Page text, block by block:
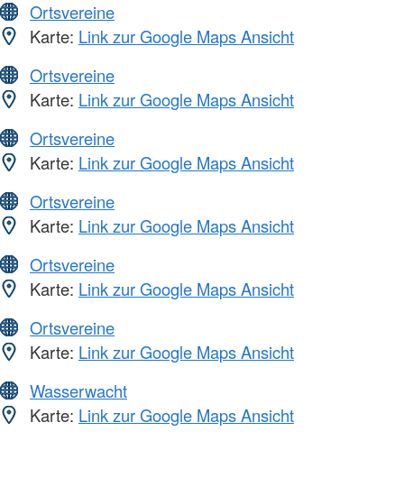
Ortsvereine
Karte: Link zur Google Maps Ansicht
Ortsvereine
Karte: Link zur Google Maps Ansicht
Ortsvereine
Karte: Link zur Google Maps Ansicht
Ortsvereine
Karte: Link zur Google Maps Ansicht
Ortsvereine
Karte: Link zur Google Maps Ansicht
Ortsvereine
Karte: Link zur Google Maps Ansicht
Wasserwacht
Karte: Link zur Google Maps Ansicht